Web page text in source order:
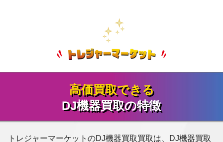
高価買取できる
DJ機器買取の特徴
トレジャーマーケットのDJ機器買取買取は、DJ機器買取